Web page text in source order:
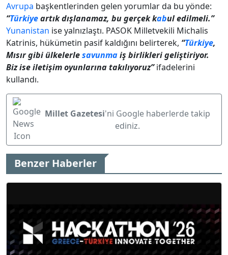
Avrupa başkentlerinden gelen yorumlar da bu yönde:
“Türkiyeartık dışlanamaz, bu gerçek kabul edilmeli.”
Yunanistan ise yalnızlaştı. PASOK Milletvekili Michalis
Katrinis, hükümetin pasif kaldığını belirterek, “Türkiye,
Mısır gibi ülkelerlesavunmaiş birlikleri geliştiriyor.
Biz ise iletişim oyunlarına takılıyoruz”ifadelerini
kullandı.
Millet Gazetesi'ni Google haberlerde takip
ediniz.
Benzer Haberler